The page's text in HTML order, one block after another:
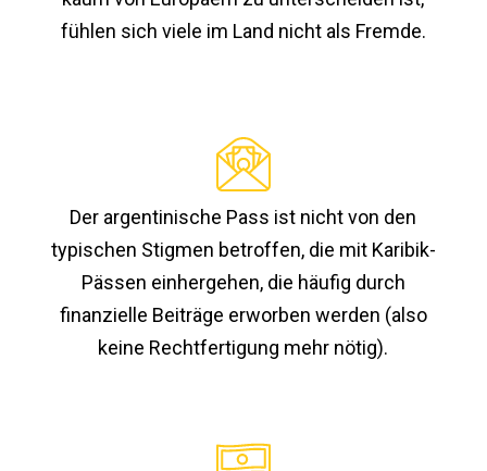
fühlen sich viele im Land nicht als Fremde.
Der argentinische Pass ist nicht von den
typischen Stigmen betroffen, die mit Karibik-
Pässen einhergehen, die häufig durch
finanzielle Beiträge erworben werden (also
keine Rechtfertigung mehr nötig).